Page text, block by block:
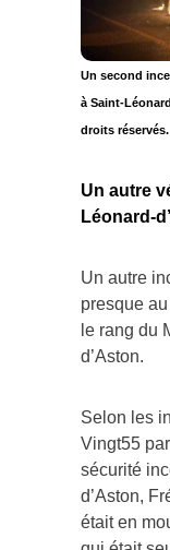
Un second
à Saint-
droits réservés.
Un autre
Léonard-
Un autre
presque
le rang du
d’Aston.
Selon les
Vingt55
sécurité
d’Aston,
était en
qui était